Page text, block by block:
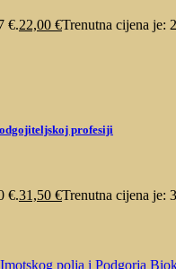
€.22,00 €Trenutna cijena je:
profesiji
€.31,50 €Trenutna cijena je: